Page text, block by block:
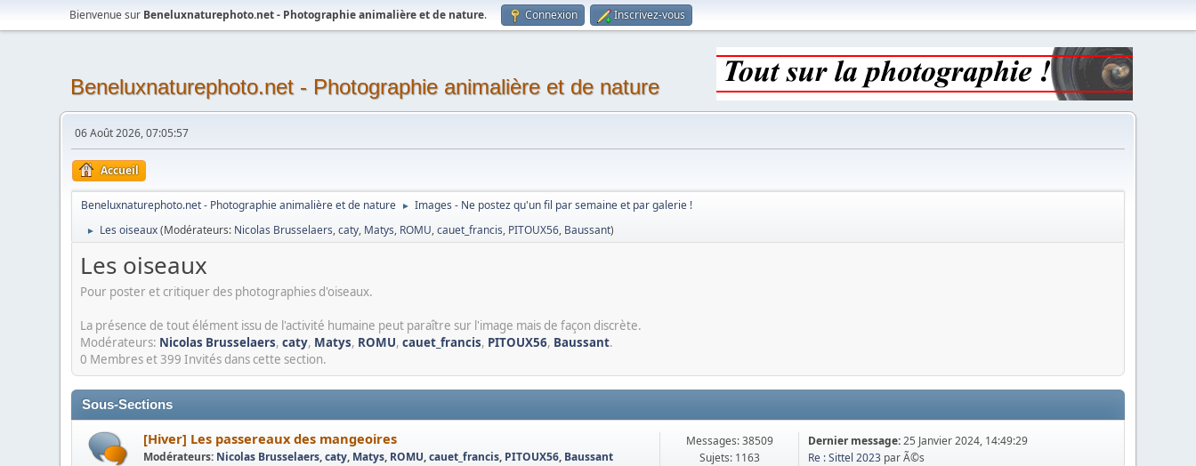
Bienvenue sur Beneluxnaturephoto.net - Photographie animalière et de nature. Connexion Inscrivez-vous
Beneluxnaturephoto.net - Photographie animalière et de nature
06 Août 2026, 07:05:57
Accueil
Beneluxnaturephoto.net - Photographie animalière et de nature ► Images - Ne postez qu'un fil par semaine et par galerie !
► Les oiseaux(Modérateurs: Nicolas Brusselaers,caty, Matys, ROMU,cauet_francis, PITOUX56, Baussant)
Les oiseaux
Pour poster et critiquer des photographies d'oiseaux.
La présence de tout élément issu de l'activité humaine peut paraître sur l'image mais de façon discrète.
Modérateurs: Nicolas Brusselaers,caty, Matys, ROMU,cauet_francis, PITOUX56, Baussant.
0 Membres et 399 Invités dans cette section.
Sous-Sections
[Hiver] Les passereaux des mangeoires
Modérateurs: Nicolas Brusselaers,caty, Matys, ROMU,cauet_francis, PITOUX56, Baussant
Messages: 38509
Sujets: 1163
Dernier message:25 Janvier 2024, 14:49:29
Re : Sittel 2023 par Ã©s